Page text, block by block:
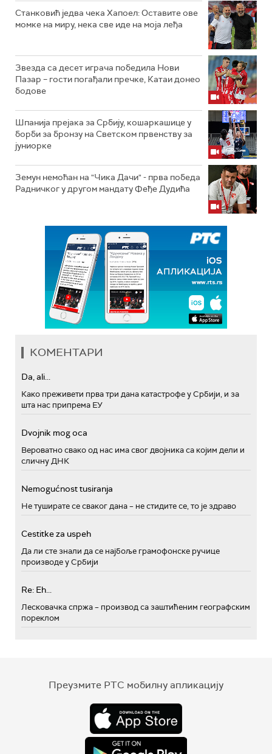
Станковић једва чека Хапоел: Оставите ове
момке на миру, нека све иде на моја леђа
Звезда са десет играча победила Нови
Пазар – гости погађали пречке, Катаи донео
бодове
Шпанија прејакa за Србију, кошаркашице у
борби за бронзу на Светском првенству за
јуниорке
Земун немоћан на "Чика Дачи" - прва победа
Радничког у другом мандату Феђе Дудића
КОМЕНТАРИ
Da, ali...
Како преживети прва три дана катастрофе у Србији, и за
шта нас припрема ЕУ
Dvojnik mog oca
Вероватно свако од нас има свог двојника са којим дели и
сличну ДНК
Nemogućnost tusiranja
Не туширате се сваког дана – не стидите се, то је здраво
Cestitke za uspeh
Да ли сте знали да се најбоље грамофонске ручице
производе у Србији
Re: Eh...
Лесковачка спржа – производ са заштићеним географским
пореклом
Преузмите РТС мобилну апликацију